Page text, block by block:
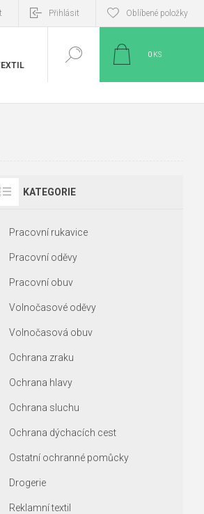
Přihlásit Oblíbené položky
0 KS
KATEGORIE
Pracovní rukavice
Pracovní oděvy
Pracovní obuv
Volnočasové oděvy
Volnočasová obuv
Ochrana zraku
Ochrana hlavy
Ochrana sluchu
Ochrana dýchacích cest
Ostatní ochranné pomůcky
Drogerie
Reklamní textil